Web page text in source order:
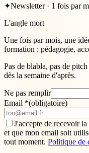
✦Newsletter · 1 fois par
L'angle mort
Une fois par mois, une
formation : pédagogie,
Pas de blabla, pas de
dès la semaine d'après.
Ne pas remplir
Email *(obligatoire)
J'accepte de recevoir
et que mon email soit
tout moment. Politique de